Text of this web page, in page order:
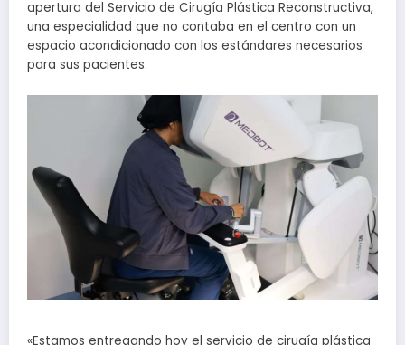
apertura del Servicio de Cirugía Plástica Reconstructiva,
una especialidad que no contaba en el centro con un
espacio acondicionado con los estándares necesarios
para sus pacientes.
«Estamos entregando hoy el servicio de cirugía plástica